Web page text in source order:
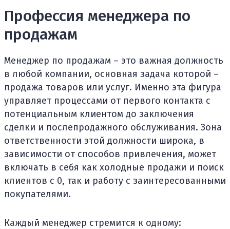
Профессия менеджера по
продажам
Менеджер по продажам – это важная должность
в любой компании, основная задача которой –
продажа товаров или услуг. Именно эта фигура
управляет процессами от первого контакта с
потенциальным клиентом до заключения
сделки и послепродажного обслуживания. Зона
ответственности этой должности широка, в
зависимости от способов привлечения, может
включать в себя как холодные продажи и поиск
клиентов с 0, так и работу с заинтересованными
покупателями.
Каждый менеджер стремится к одному: